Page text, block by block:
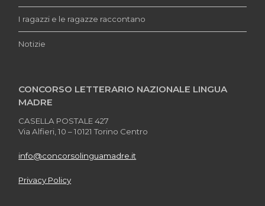
I ragazzi e le ragazze raccontano
Notizie
CONCORSO LETTERARIO NAZIONALE LINGUA
MADRE
CASELLA POSTALE 427
Via Alfieri, 10 – 10121 Torino Centro
info@concorsolinguamadre.it
Privacy Policy